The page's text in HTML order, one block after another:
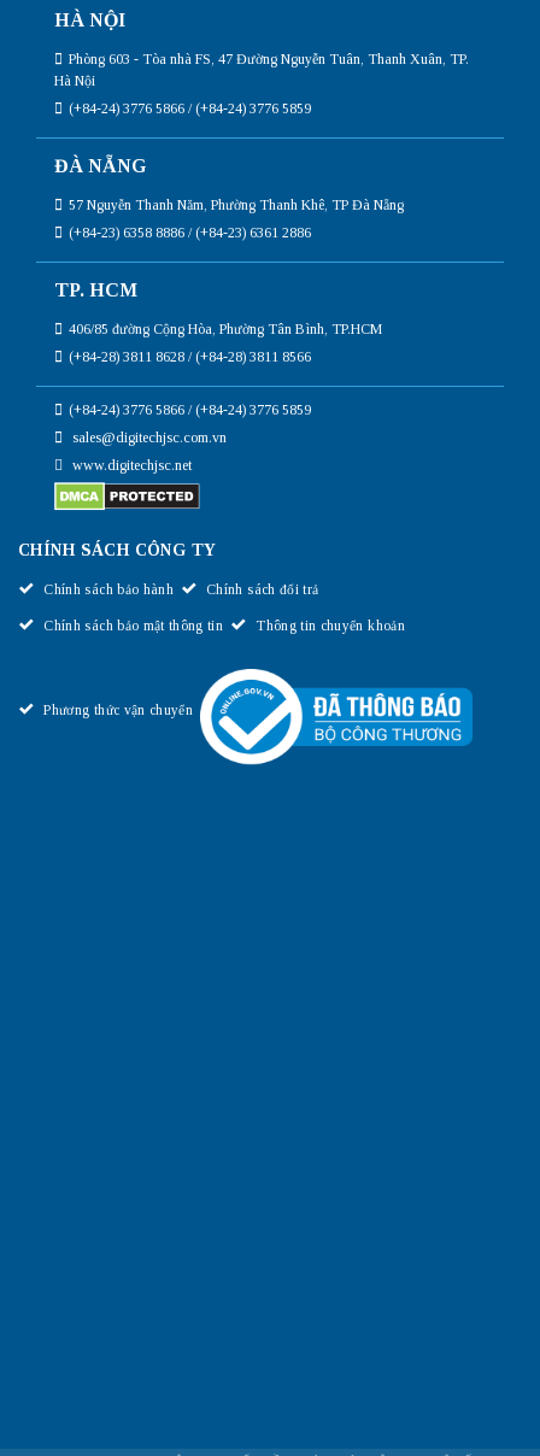
HÀ NỘI
Phòng 603 - Tòa nhà FS, 47 Đường Nguyễn Tuân, Thanh Xuân, TP.
Hà Nội
(+84-24) 3776 5866 / (+84-24) 3776 5859
ĐÀ NẴNG
57 Nguyễn Thanh Năm, Phường Thanh Khê, TP Đà Nẵng
(+84-23) 6358 8886 / (+84-23) 6361 2886
TP. HCM
406/85 đường Cộng Hòa, Phường Tân Bình, TP.HCM
(+84-28) 3811 8628 / (+84-28) 3811 8566
(+84-24) 3776 5866 / (+84-24) 3776 5859
sales@digitechjsc.com.vn
www.digitechjsc.net
CHÍNH SÁCH CÔNG TY
Chính sách bảo hành Chính sách đổi trả
Chính sách bảo mật thông tin Thông tin chuyển khoản
Phương thức vận chuyển